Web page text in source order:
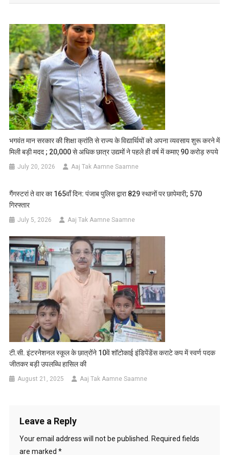
भगवंत मान सरकार की शिक्षा क्रांति से राज्य के विद्यार्थियों को अपना व्यवसाय शुरू करने में
मिली बड़ी मदद ; 20,000 से अधिक छात्र उद्यमों ने पहले ही वर्ष में कमाए 90 करोड़ रुपये
July 20, 2026 Aaj Tak Aamne Saamne
गैंगस्टरां ते वार का 165वाँ दिन: पंजाब पुलिस द्वारा 829 स्थानों पर छापेमारी; 570
गिरफ्तार
July 5, 2026 Aaj Tak Aamne Saamne
टी.सी. इंटरनेशनल स्कूल के छात्रोंने 10वें शॉटोकाई इंडिपेंडेंस कराटे कप में स्वर्ण पदक
जीतकर बड़ी उपलब्धि हासिल की
August 21, 2025 Aaj Tak Aamne Saamne
Leave a Reply
Your email address will not be published.
Required fields
are marked *